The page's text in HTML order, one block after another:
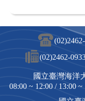
(02)2462-
國立臺灣海
08:00 ~ 12:00 / 13:00